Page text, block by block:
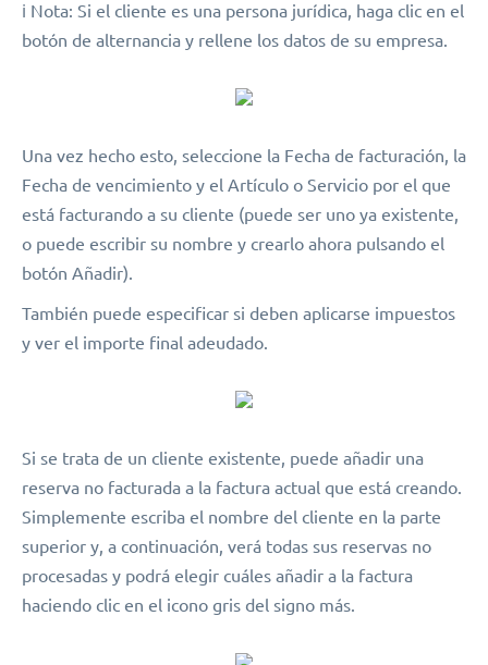
ℹ️ Nota: Si el cliente es una persona jurídica, haga clic en el
botón de alternancia y rellene los datos de su empresa.
Una vez hecho esto, seleccione la Fecha de facturación, la
Fecha de vencimiento y el Artículo o Servicio por el que
está facturando a su cliente (puede ser uno ya existente,
o puede escribir su nombre y crearlo ahora pulsando el
botón Añadir).
También puede especificar si deben aplicarse impuestos
y ver el importe final adeudado.
Si se trata de un cliente existente, puede añadir una
reserva no facturada a la factura actual que está creando.
Simplemente escriba el nombre del cliente en la parte
superior y, a continuación, verá todas sus reservas no
procesadas y podrá elegir cuáles añadir a la factura
haciendo clic en el icono gris del signo más.